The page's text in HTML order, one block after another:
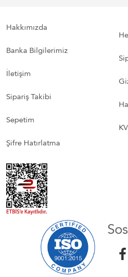
Hakkımızda
Banka Bilgilerimiz
İletişim
Sipariş Takibi
Sepetim
Şifre Hatırlatma